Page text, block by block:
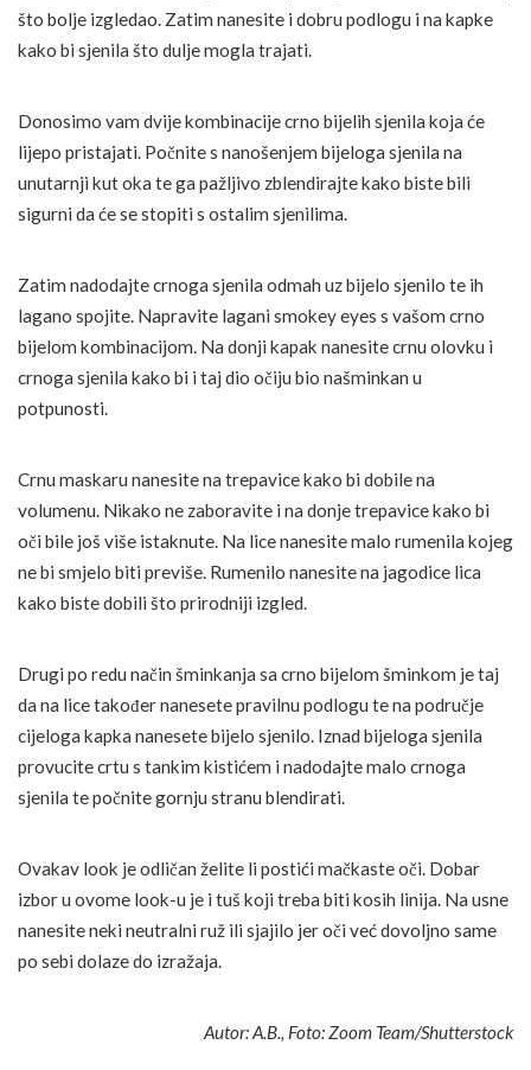
što bolje izgledao. Zatim nanesite i dobru podlogu i na kapke
kako bi sjenila što dulje mogla trajati.
Donosimo vam dvije kombinacije crno bijelih sjenila koja će
lijepo pristajati. Počnite s nanošenjem bijeloga sjenila na
unutarnji kut oka te ga pažljivo zblendirajte kako biste bili
sigurni da će se stopiti s ostalim sjenilima.
Zatim nadodajte crnoga sjenila odmah uz bijelo sjenilo te ih
lagano spojite. Napravite lagani smokey eyes s vašom crno
bijelom kombinacijom. Na donji kapak nanesite crnu olovku i
crnoga sjenila kako bi i taj dio očiju bio našminkan u
potpunosti.
Crnu maskaru nanesite na trepavice kako bi dobile na
volumenu. Nikako ne zaboravite i na donje trepavice kako bi
oči bile još više istaknute. Na lice nanesite malo rumenila kojeg
ne bi smjelo biti previše. Rumenilo nanesite na jagodice lica
kako biste dobili što prirodniji izgled.
Drugi po redu način šminkanja sa crno bijelom šminkom je taj
da na lice također nanesete pravilnu podlogu te na područje
cijeloga kapka nanesete bijelo sjenilo. Iznad bijeloga sjenila
provucite crtu s tankim kistićem i nadodajte malo crnoga
sjenila te počnite gornju stranu blendirati.
Ovakav look je odličan želite li postići mačkaste oči. Dobar
izbor u ovome look-u je i tuš koji treba biti kosih linija. Na usne
nanesite neki neutralni ruž ili sjajilo jer oči već dovoljno same
po sebi dolaze do izražaja.
Autor: A.B., Foto: Zoom Team/Shutterstock